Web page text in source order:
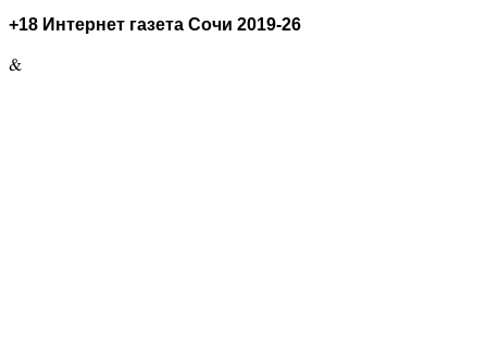
+18 Интернет газета Сочи 2019-26
&